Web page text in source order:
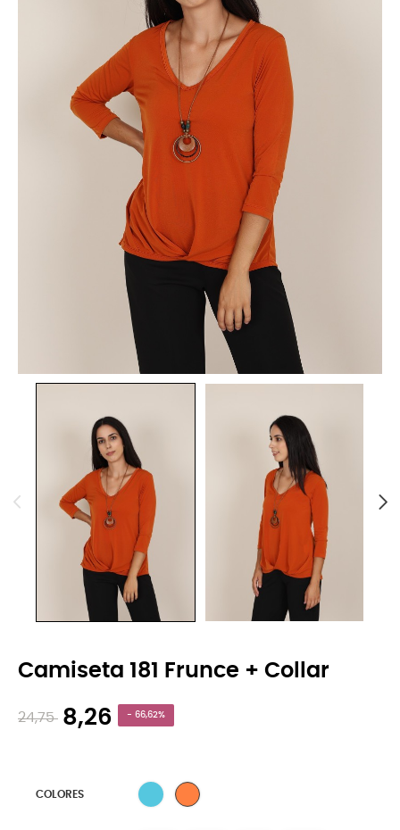
Camiseta 181 Frunce + Collar
24,75 8,26 - 66,62%
COLORES 4 AZUL 18 TEJA